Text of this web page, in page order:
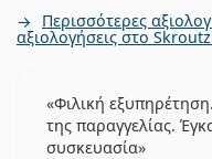
Περισσότερες
αξιολογήσεις στο
Φιλική
της παραγγελίας.
συσκευασία